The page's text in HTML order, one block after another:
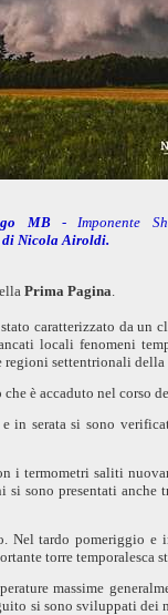
MB- Imponente
Nicola Airoldi.
Prima Pagina.
caratterizzato da
locali fenomeni
regioni settentrionali
è accaduto nel corso
in serata si sono
i termometri saliti
sono presentati anche
Nel tardo pomeriggio e
torre temporalesca
massime
si sono sviluppati